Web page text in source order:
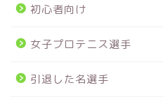
初心者向け
女子プロテニス選手
引退した名選手